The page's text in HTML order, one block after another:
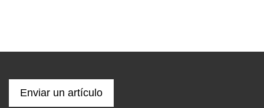
Enviar un artículo